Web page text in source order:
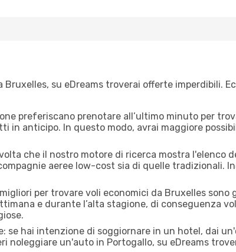
Bruxelles, su eDreams troverai offerte imperdibili.
preferiscano prenotare all’ultimo minuto per
in anticipo. In questo modo, avrai maggiore
che il nostro motore di ricerca mostra l'elenco
aeree low-cost sia di quelle tradizionali.
per trovare voli economici da Bruxelles
e durante l’alta stagione, di conseguenza
se hai intenzione di soggiornare in un hotel, dai
noleggiare un'auto in Portogallo, su eDreams